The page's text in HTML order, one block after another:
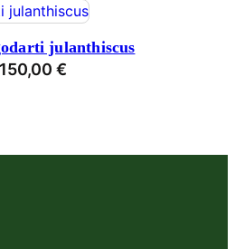
julanthiscus
150,00 €